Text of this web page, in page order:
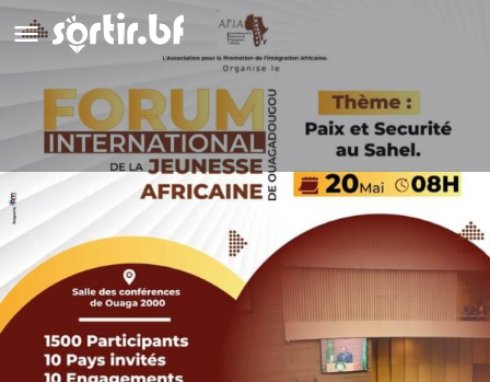
Forum International de la Jeunesse
Africaine de Ouagadougou ( FIJAO)
Appeler
Détails Avis 0